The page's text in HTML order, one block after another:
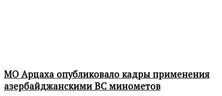
МО Арцаха опубликовало кадры применения
азербайджанскими ВС минометов